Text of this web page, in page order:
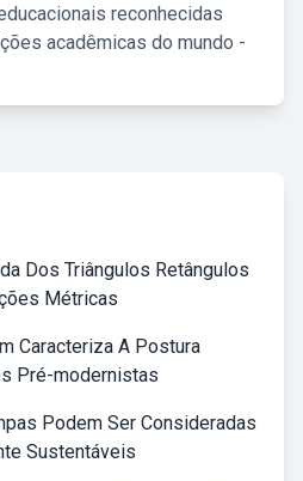
reconhecidas
acadêmicas do mundo -
Dos Triângulos Retângulos
Métricas
Caracteriza A Postura
Pré-modernistas
Podem Ser Consideradas
Sustentáveis